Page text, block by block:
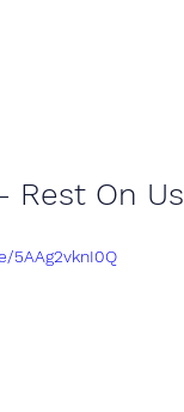
Rest On Us
5AAg2vknI0Q